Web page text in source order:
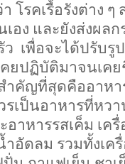
โรคเรื้อรังต่าง ๆ
อง และยังส่งผลก
เพื่อจะได้ปรับรู
ยปฏิบัติมาจนเค
ำคัญที่สุดคืออาหา
รเป็นอาหารที่หว
าหารรสเค็ม เค
อัดลม รวมทั้งเค